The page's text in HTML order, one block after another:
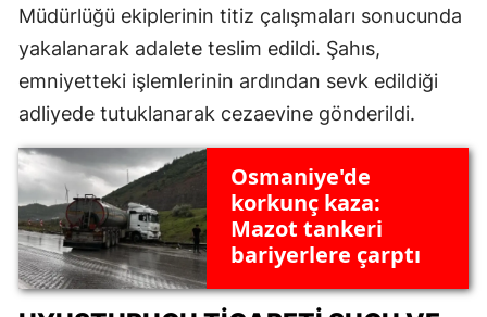
Müdürlüğü ekiplerinin titiz çalışmaları sonucunda
yakalanarak adalete teslim edildi. Şahıs,
emniyetteki işlemlerinin ardından sevk edildiği
adliyede tutuklanarak cezaevine gönderildi.
Osmaniye'de
korkunç kaza:
Mazot tankeri
bariyerlere çarptı